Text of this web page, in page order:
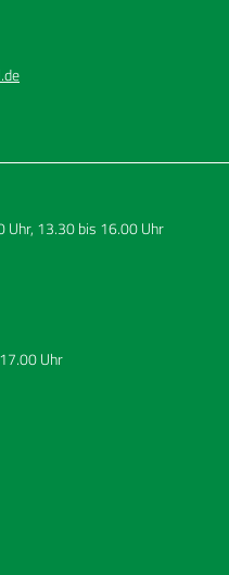
Uhr, 13.30 bis 16.00 Uhr
Uhr